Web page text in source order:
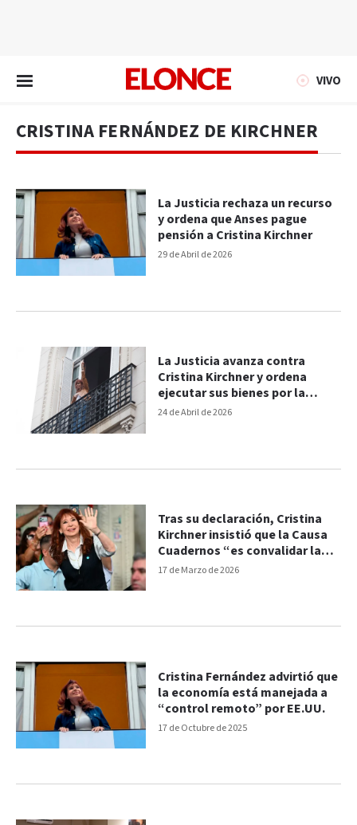
VIVO
CRISTINA FERNÁNDEZ DE KIRCHNER
29 de Abril de 2026
La Justicia rechaza un recurso
y ordena que Anses pague
pensión a Cristina Kirchner
24 de Abril de 2026
La Justicia avanza contra
Cristina Kirchner y ordena
ejecutar sus bienes por la
causa Vialidad
17 de Marzo de 2026
Tras su declaración, Cristina
Kirchner insistió que la Causa
Cuadernos “es convalidar la
mafia”
17 de Octubre de 2025
Cristina Fernández advirtió que
la economía está manejada a
“control remoto” por EE.UU.